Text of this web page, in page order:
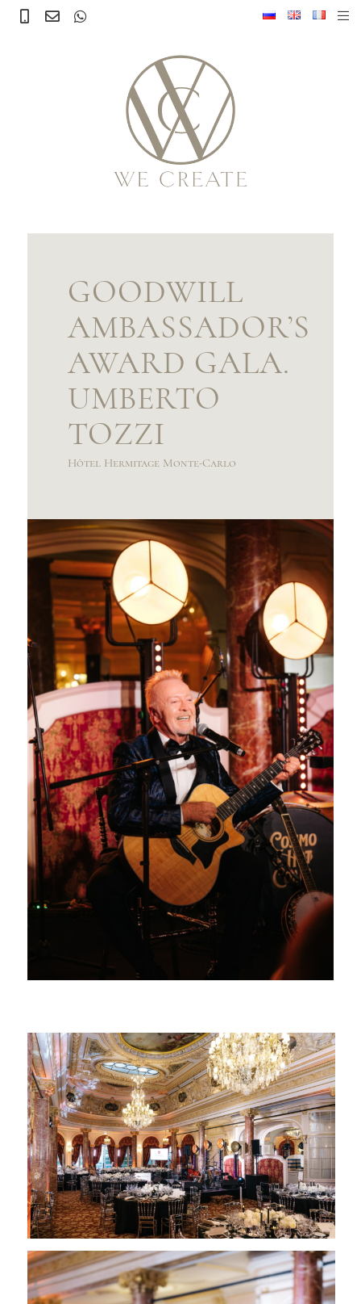
GOODWILL
AMBASSADOR’S
AWARD GALA.
UMBERTO
TOZZI
Hôtel Hermitage Monte-Carlo